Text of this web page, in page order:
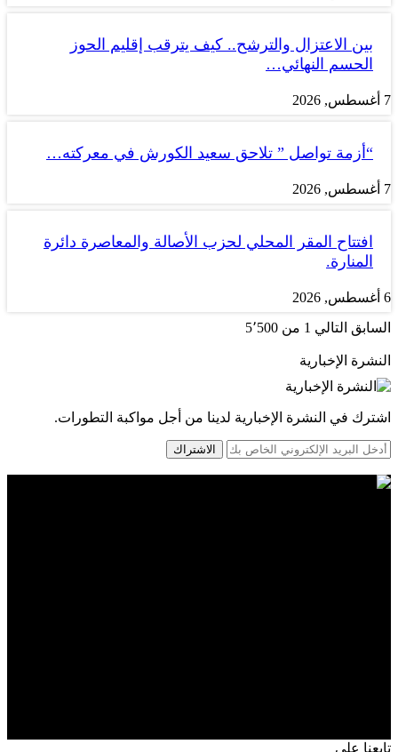
بين الاعتزال والترشح.. كيف يترقب إقليم الحوز
الحسم النهائي…
7 أغسطس, 2026
“أزمة تواصل ” تلاحق سعيد الكورش في معركته…
7 أغسطس, 2026
افتتاح المقر المحلي لحزب الأصالة والمعاصرة دائرة
المنارة.
6 أغسطس, 2026
السابق التالي 1 من 5٬500
النشرة الإخبارية
اشترك في النشرة الإخبارية لدينا من أجل مواكبة التطورات.
الاشتراك
تابعنا على